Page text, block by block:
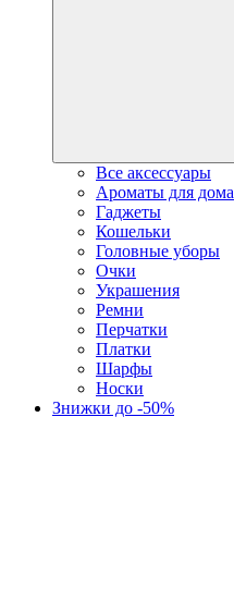
Все аксессуары
Ароматы для дома
Гаджеты
Кошельки
Головные уборы
Очки
Украшения
Ремни
Перчатки
Платки
Шарфы
Носки
Знижки до -50%